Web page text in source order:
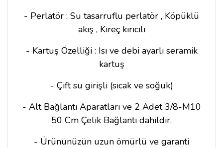
- Perlatör : Su tasarruflu perlatör , Köpüklü
akış , Kireç kırıcılı
- Kartuş Özelliği : Isı ve debi ayarlı seramik
kartuş
- Çift su girişli (sıcak ve soğuk)
- Alt Bağlantı Aparatları ve 2 Adet 3/8-M10
50 Cm Çelik Bağlantı dahildir.
- Ürününüzün uzun ömürlü ve garanti